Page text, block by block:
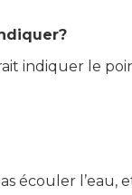
indiquer le
écouler l’eau,